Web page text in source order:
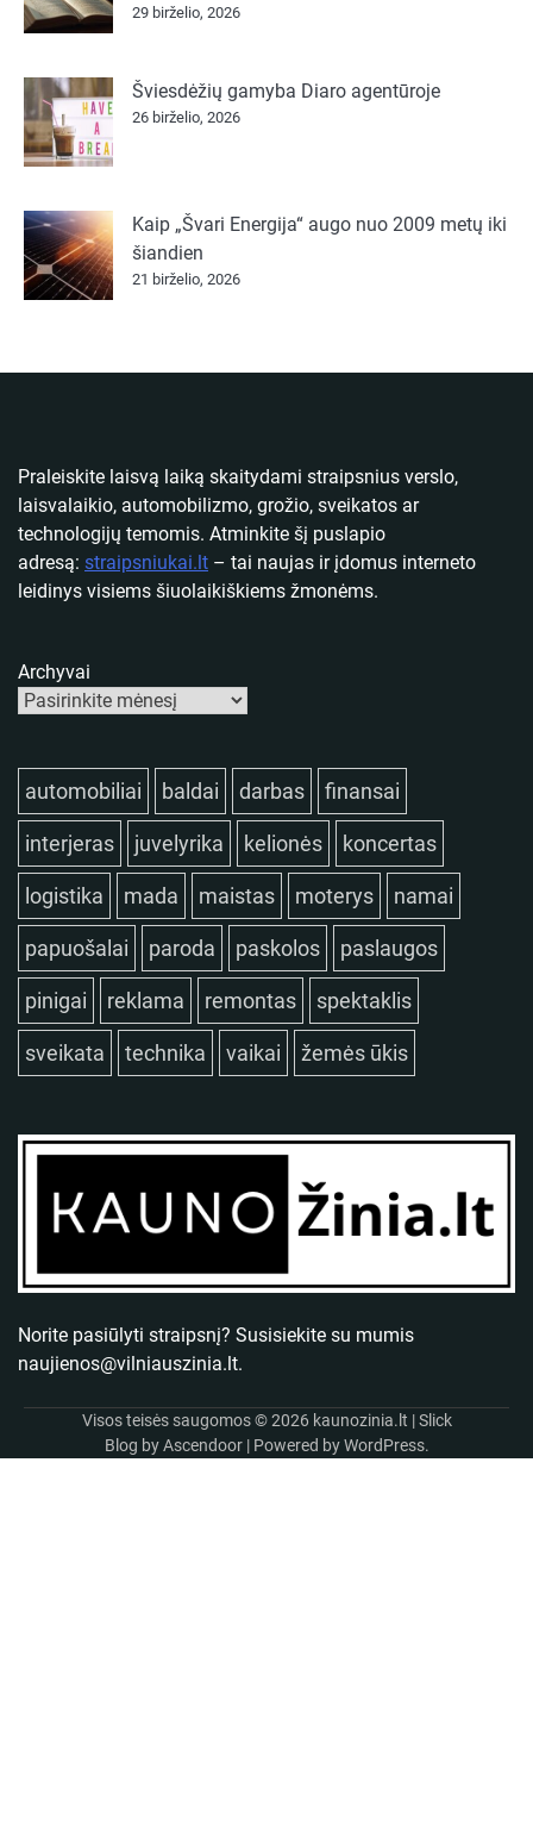
29 birželio, 2026
Šviesdėžių gamyba Diaro agentūroje
26 birželio, 2026
Kaip „Švari Energija“ augo nuo 2009 metų iki
šiandien
21 birželio, 2026
Praleiskite laisvą laiką skaitydami straipsnius verslo,
laisvalaikio, automobilizmo, grožio, sveikatos ar
technologijų temomis. Atminkite šį puslapio
adresą: straipsniukai.lt – tai naujas ir įdomus interneto
leidinys visiems šiuolaikiškiems žmonėms.
Archyvai
automobiliai baldai darbas finansai
interjeras juvelyrika kelionės koncertas
logistika mada maistas moterys namai
papuošalai paroda paskolos paslaugos
pinigai reklama remontas spektaklis
sveikata technika vaikai žemės ūkis
Norite pasiūlyti straipsnį? Susisiekite su mumis
naujienos@vilniauszinia.lt.
Visos teisės saugomos © 2026 kaunozinia.lt | Slick
Blog byAscendoor| Powered byWordPress.